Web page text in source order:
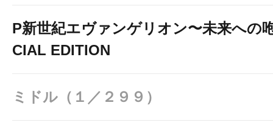
P新世紀エヴァンゲリオン〜未来への
CIAL EDITION
ミドル（１／２９９）